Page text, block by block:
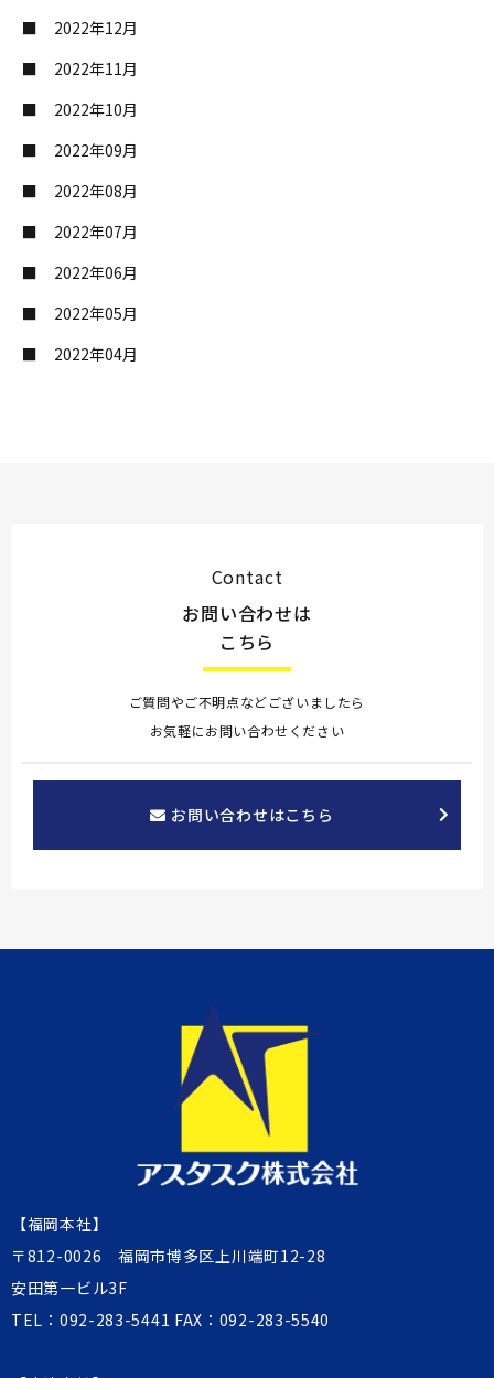
2022年12月
2022年11月
2022年10月
2022年09月
2022年08月
2022年07月
2022年06月
2022年05月
2022年04月
Contact
お問い合わせは
こちら
ご質問やご不明点などございましたら
お気軽にお問い合わせください
お問い合わせはこちら
【福岡本社】
〒812-0026 福岡市博多区上川端町12-28
安田第一ビル3F
TEL： 092-283-5441 FAX：092-283-5540